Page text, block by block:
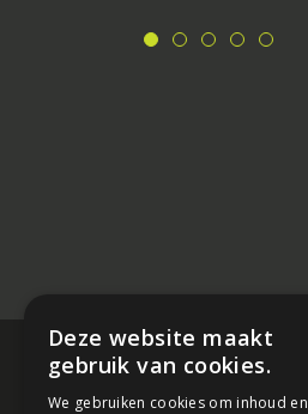
Deze website maakt
gebruik van cookies.
We gebruiken cookies om inhoud en